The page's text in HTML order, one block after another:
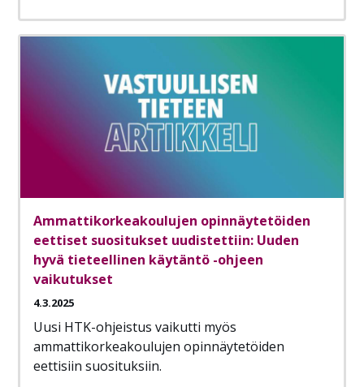
Ammattikorkeakoulujen opinnäytetöiden
eettiset suositukset uudistettiin: Uuden
hyvä tieteellinen käytäntö -ohjeen
vaikutukset
4.3.2025
Uusi HTK-ohjeistus vaikutti myös
ammattikorkeakoulujen opinnäytetöiden
eettisiin suosituksiin.